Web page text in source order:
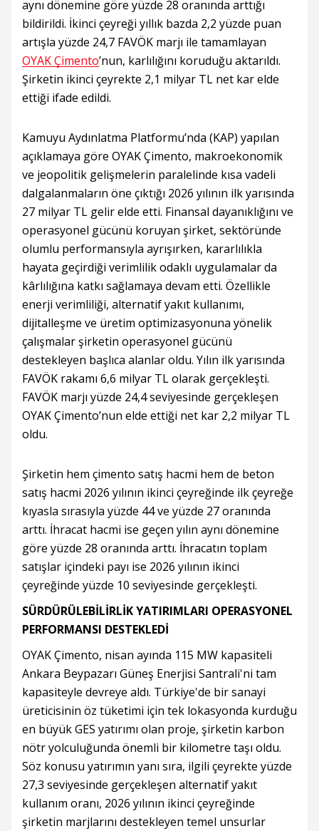
aynı dönemine göre yüzde 28 oranında arttığı
bildirildi. İkinci çeyreği yıllık bazda 2,2 yüzde puan
artışla yüzde 24,7 FAVÖK marjı ile tamamlayan
OYAK Çimento’nun, karlılığını koruduğu aktarıldı.
Şirketin ikinci çeyrekte 2,1 milyar TL net kar elde
ettiği ifade edildi.
Kamuyu Aydınlatma Platformu’nda (KAP) yapılan
açıklamaya göre OYAK Çimento, makroekonomik
ve jeopolitik gelişmelerin paralelinde kısa vadeli
dalgalanmaların öne çıktığı 2026 yılının ilk yarısında
27 milyar TL gelir elde etti. Finansal dayanıklığını ve
operasyonel gücünü koruyan şirket, sektöründe
olumlu performansıyla ayrışırken, kararlılıkla
hayata geçirdiği verimlilik odaklı uygulamalar da
kârlılığına katkı sağlamaya devam etti. Özellikle
enerji verimliliği, alternatif yakıt kullanımı,
dijitalleşme ve üretim optimizasyonuna yönelik
çalışmalar şirketin operasyonel gücünü
destekleyen başlıca alanlar oldu. Yılın ilk yarısında
FAVÖK rakamı 6,6 milyar TL olarak gerçekleşti.
FAVÖK marjı yüzde 24,4 seviyesinde gerçekleşen
OYAK Çimento’nun elde ettiği net kar 2,2 milyar TL
oldu.
Şirketin hem çimento satış hacmi hem de beton
satış hacmi 2026 yılının ikinci çeyreğinde ilk çeyreğe
kıyasla sırasıyla yüzde 44 ve yüzde 27 oranında
arttı. İhracat hacmi ise geçen yılın aynı dönemine
göre yüzde 28 oranında arttı. İhracatın toplam
satışlar içindeki payı ise 2026 yılının ikinci
çeyreğinde yüzde 10 seviyesinde gerçekleşti.
SÜRDÜRÜLEBİLİRLİK YATIRIMLARI OPERASYONEL
PERFORMANSI DESTEKLEDİ
OYAK Çimento, nisan ayında 115 MW kapasiteli
Ankara Beypazarı Güneş Enerjisi Santrali'ni tam
kapasiteyle devreye aldı. Türkiye'de bir sanayi
üreticisinin öz tüketimi için tek lokasyonda kurduğu
en büyük GES yatırımı olan proje, şirketin karbon
nötr yolculuğunda önemli bir kilometre taşı oldu.
Söz konusu yatırımın yanı sıra, ilgili çeyrekte yüzde
27,3 seviyesinde gerçekleşen alternatif yakıt
kullanım oranı, 2026 yılının ikinci çeyreğinde
şirketin marjlarını destekleyen temel unsurlar